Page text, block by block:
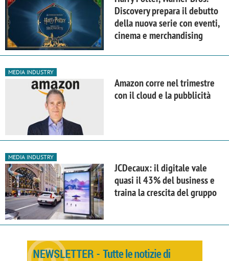
Discovery prepara il debutto
della nuova serie con eventi,
cinema e merchandising
MEDIA INDUSTRY
Amazon corre nel trimestre
con il cloud e la pubblicità
MEDIA INDUSTRY
JCDecaux: il digitale vale
quasi il 43% del business e
traina la crescita del gruppo